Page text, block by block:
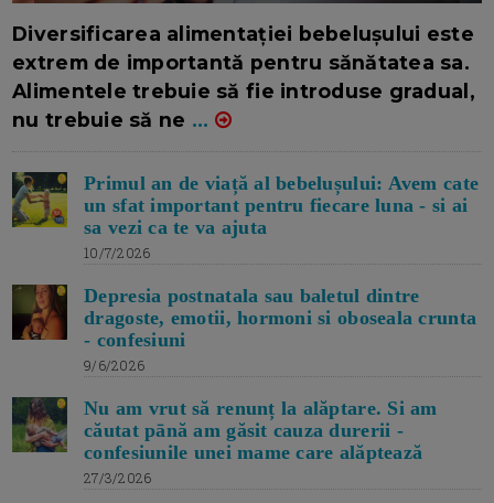
Diversificarea alimentației bebelușului este
extrem de importantă pentru sănătatea sa.
Alimentele trebuie să fie introduse gradual,
nu trebuie să ne ...
Primul an de viață al bebelușului: Avem cate
un sfat important pentru fiecare luna - si ai
sa vezi ca te va ajuta
10/7/2026
Depresia postnatala sau baletul dintre
dragoste, emotii, hormoni si oboseala crunta
- confesiuni
9/6/2026
Nu am vrut să renunț la alăptare. Si am
căutat pānă am găsit cauza durerii -
confesiunile unei mame care alăptează
27/3/2026